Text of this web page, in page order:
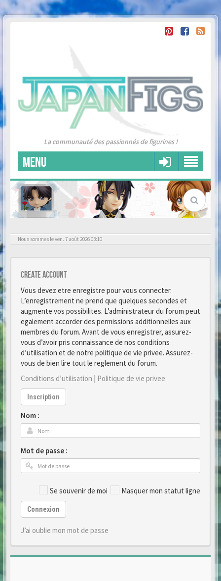
La communauté des passionnés de figurines !
MENU
Nous sommes le ven. 7 août 2026 03:10
Create account
Vous devez etre enregistre pour vous connecter.
L’enregistrement ne prend que quelques secondes et
augmente vos possibilites. L’administrateur du forum peut
egalement accorder des permissions additionnelles aux
membres du forum. Avant de vous enregistrer, assurez-
vous d’avoir pris connaissance de nos conditions
d’utilisation et de notre politique de vie privee. Assurez-
vous de bien lire tout le reglement du forum.
Conditions d’utilisation | Politique de vie privee
Inscription
Nom :
Mot de passe :
Se souvenir de moi Masquer mon statut ligne
Connexion
J’ai oublie mon mot de passe